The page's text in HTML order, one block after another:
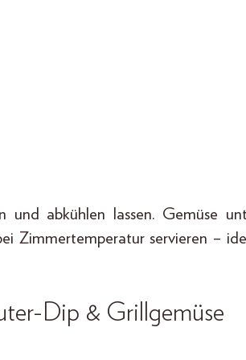
abkühlen lassen. Gemüse
Zimmertemperatur servieren –
Dip & Grillgemüse